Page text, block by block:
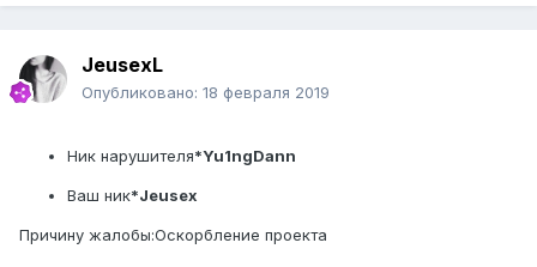
JeusexL
Опубликовано: 18 февраля 2019
Ник нарушителя*Yu1ngDann
Ваш ник*Jeusex
Причину жалобы:Оскорбление проекта